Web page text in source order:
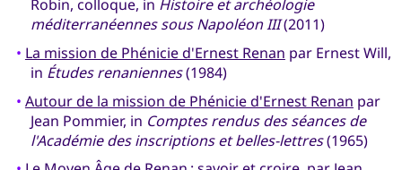
Robin, colloque, in Histoire et archéologie
méditerranéennes sous Napoléon III(2011)
• La mission de Phénicie d'Ernest Renan par Ernest Will,
in Études renaniennes(1984)
• Autour de la mission de Phénicie d'Ernest Renan par
Jean Pommier, in Comptes rendus des séances de
l'Académie des inscriptions et belles-lettres(1965)